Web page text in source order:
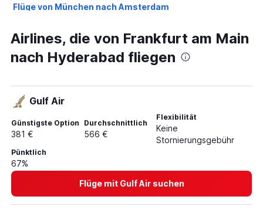
Flüge von München nach Amsterdam
Flüge nach München
Flüge nach Heraklion
Flüge nach London
Flüge nach Dubai
Flüge nach Barcelona
Flüge nach Thessaloniki
Flüge nach Athen
Flüge nach Hurghada
Flüge nach Denpasar
Flüge nach Zürich
Airlines, die von Frankfurt am Main
nach Hyderabad fliegen
Gulf Air
Günstigste Option
381 €
Durchschnittlich
566 €
Flexibilität
Keine
Stornierungsgebühr
Pünktlich
67%
Flüge mit Gulf Air suchen